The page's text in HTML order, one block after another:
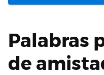
Palabras
de